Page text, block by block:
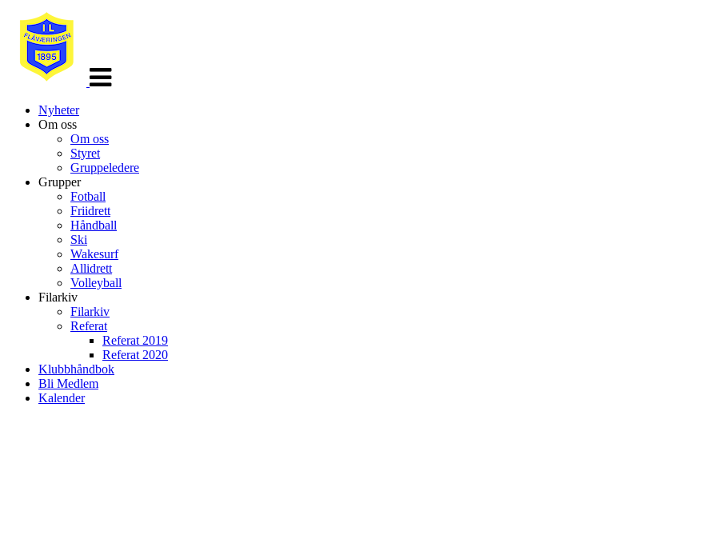
Nyheter
Om oss
Om oss
Styret
Gruppeledere
Grupper
Fotball
Friidrett
Håndball
Ski
Wakesurf
Allidrett
Volleyball
Filarkiv
Filarkiv
Referat
Referat 2019
Referat 2020
Klubbhåndbok
Bli Medlem
Kalender